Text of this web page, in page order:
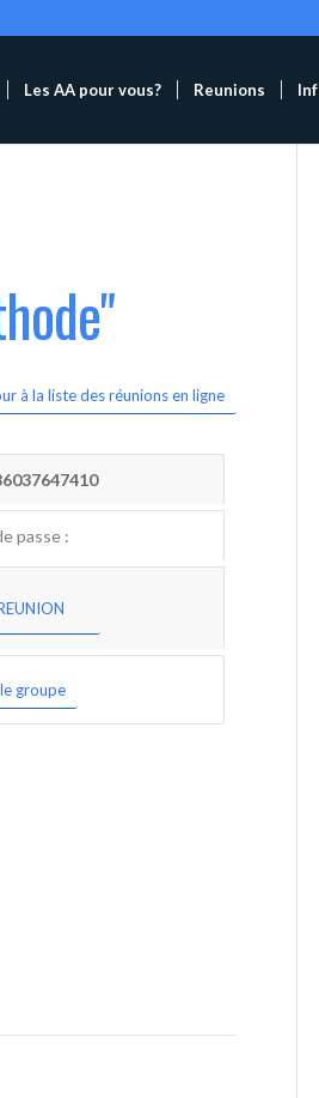
Les AA pour vous? Reunions
à la liste des réunions en ligne
passe :
groupe